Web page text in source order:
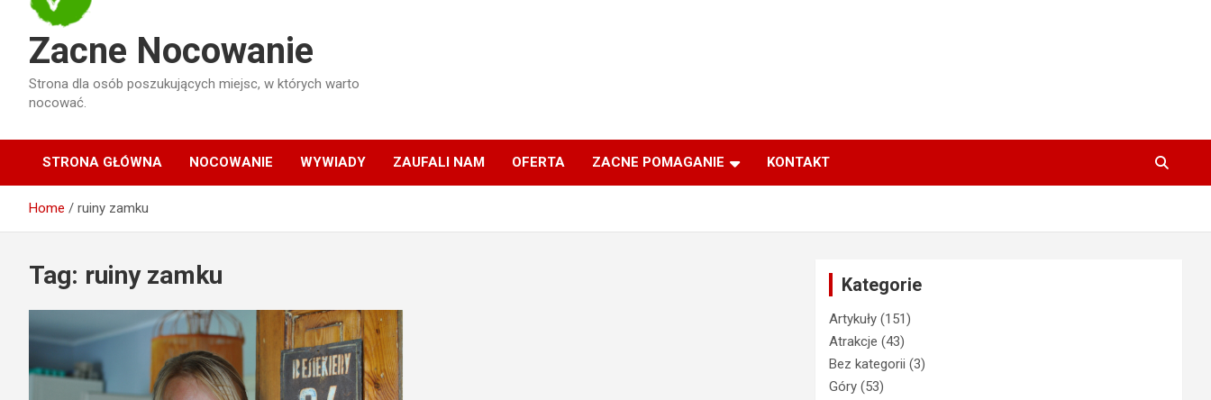
Zacne Nocowanie
Strona dla osób poszukujących miejsc, w których warto
nocować.
STRONA GŁÓWNA NOCOWANIE WYWIADY ZAUFALI NAM OFERTA ZACNE POMAGANIE KONTAKT
Home ruiny zamku
Tag: ruiny zamku Kategorie
Artykuły (151)
Atrakcje (43)
Bez kategorii (3)
Góry (53)